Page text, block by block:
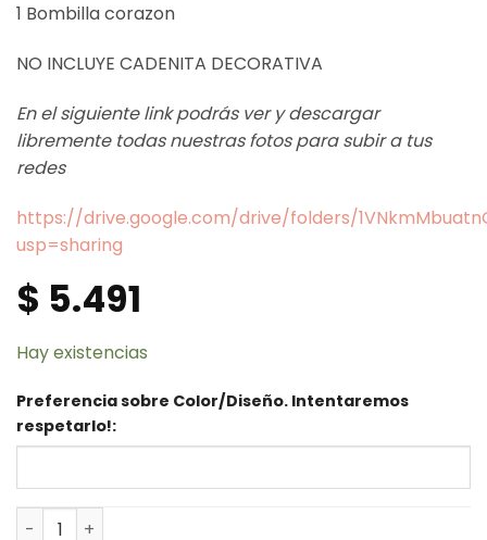
1 Bombilla corazon
NO INCLUYE CADENITA DECORATIVA
En el siguiente link podrás ver y descargar
libremente todas nuestras fotos para subir a tus
redes
https://drive.google.com/drive/folders/
usp=sharing
$ 5.491
Hay existencias
Preferencia sobre Color/Diseño. Intentaremos
respetarlo!:
Mate doble Assa - Glitter cantidad